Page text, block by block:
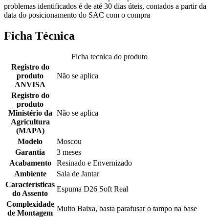
problemas identificados é de até 30 dias úteis, contados a partir da
data do posicionamento do SAC com o compra
Ficha Técnica
Ficha tecnica do produto
Registro do
produto
ANVISA
Não se aplica
Registro do
produto
Ministério da
Agricultura
(MAPA)
Não se aplica
Modelo
Moscou
Garantia
3 meses
Acabamento
Resinado e Envernizado
Ambiente
Sala de Jantar
Características
do Assento
Espuma D26 Soft Real
Complexidade
de Montagem
Muito Baixa, basta parafusar o tampo na base